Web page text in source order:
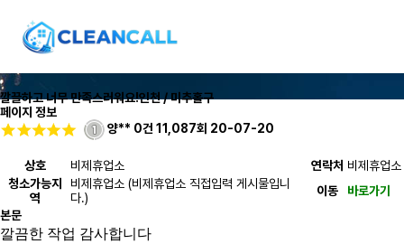
깔끌하고 너무 만족스러워요!인천 / 미추홀구
페이지 정보
양** 0건 11,087회 20-07-20
상호 비제휴업소 연락처 비제휴업소
청소가능지
역
비제휴업소 (비제휴업소 직접입력 게시물입니
다.)
이동
바로가기
본문
깔끔한 작업 감사합니다